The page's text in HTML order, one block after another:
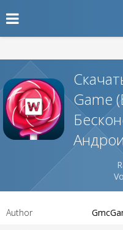
Game
Author